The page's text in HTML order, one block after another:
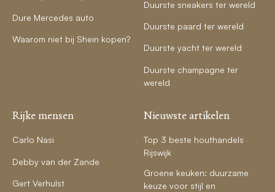
Dure Mercedes auto
Waarom niet bij Shein kopen?
Duurste sneakers ter wereld
Duurste paard ter wereld
Duurste yacht ter wereld
Duurste champagne ter
wereld
Rijke mensen
Carlo Nasi
Debby van der Zande
Gert Verhulst
Nieuwste artikelen
Top 3 beste houthandels
Rijswijk
Groene keuken: duurzame
keuze voor stijl en